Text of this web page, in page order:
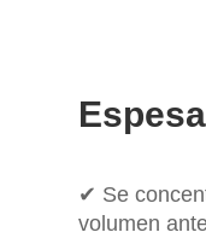
✔ Se
volumen